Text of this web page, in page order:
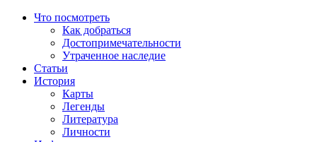
Что посмотреть
Как добраться
Достопримечательности
Утраченное наследие
Статьи
История
Карты
Легенды
Литература
Личности